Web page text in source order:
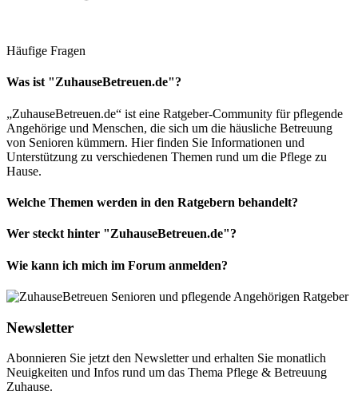
Häufige Fragen
Was ist "ZuhauseBetreuen.de"?
„ZuhauseBetreuen.de“ ist eine Ratgeber-Community für pflegende
Angehörige und Menschen, die sich um die häusliche Betreuung
von Senioren kümmern. Hier finden Sie Informationen und
Unterstützung zu verschiedenen Themen rund um die Pflege zu
Hause.
Welche Themen werden in den Ratgebern behandelt?
Wer steckt hinter "ZuhauseBetreuen.de"?
Wie kann ich mich im Forum anmelden?
Newsletter
Abonnieren Sie jetzt den Newsletter und erhalten Sie monatlich
Neuigkeiten und Infos rund um das Thema Pflege & Betreuung
Zuhause.